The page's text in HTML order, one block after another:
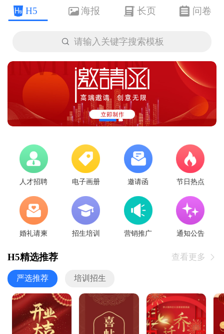
H5 海报 长页 问卷
 请输入关键字搜索模板
人才招聘 电子画册 邀请函 节日热点
婚礼请柬 招生培训 营销推广 通知公告
H5精选推荐 查看更多 
严选推荐 培训招生